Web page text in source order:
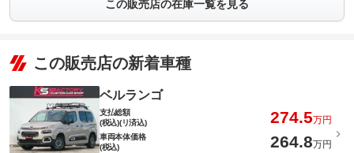
この販売店の在庫一覧を見る
この販売店の新着車種
ベルランゴ
支払総額
(税込)(リ済込)
274.5万円
車両本体価格
(税込)
264.8万円